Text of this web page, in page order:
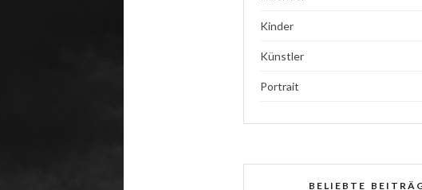
Kinder
Künstler
Portrait
BELIEBTE